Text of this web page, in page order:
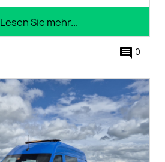
Lesen Sie mehr...
comment 0